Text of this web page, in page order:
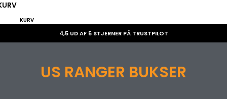
KURV
4,5 UD AF 5 STJERNER PÅ TRUSTPILOT
US RANGER BUKSER